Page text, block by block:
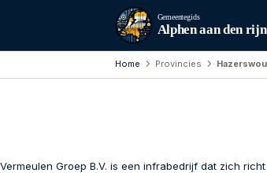
Gemeentegids
Alphen aan den rijn
Home Provincies
Vermeulen Groep B.V. is een infrabedrijf dat zich